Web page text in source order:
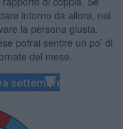
intorno da allora, nei
la persona giusta.
potrai sentire un po’ di
del mese.